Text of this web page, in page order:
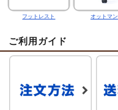
フットレスト オットマン
ご利用ガイド